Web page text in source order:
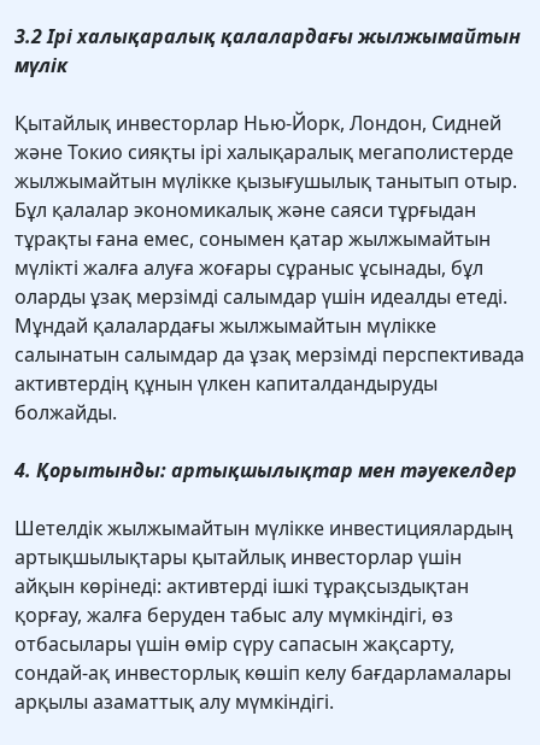
3.2 Ірі халықаралық қалалардағы жылжымайтын
мүлік
Қытайлық инвесторлар Нью-Йорк, Лондон, Сидней
және Токио сияқты ірі халықаралық мегаполистерде
жылжымайтын мүлікке қызығушылық танытып отыр.
Бұл қалалар экономикалық және саяси тұрғыдан
тұрақты ғана емес, сонымен қатар жылжымайтын
мүлікті жалға алуға жоғары сұраныс ұсынады, бұл
оларды ұзақ мерзімді салымдар үшін идеалды етеді.
Мұндай қалалардағы жылжымайтын мүлiкке
салынатын салымдар да ұзақ мерзiмдi перспективада
активтердiң құнын үлкен капиталдандыруды
болжайды.
4. Қорытынды: артықшылықтар мен тәуекелдер
Шетелдік жылжымайтын мүлікке инвестициялардың
артықшылықтары қытайлық инвесторлар үшін
айқын көрінеді: активтерді ішкі тұрақсыздықтан
қорғау, жалға беруден табыс алу мүмкіндігі, өз
отбасылары үшін өмір сүру сапасын жақсарту,
сондай-ақ инвесторлық көшіп келу бағдарламалары
арқылы азаматтық алу мүмкіндігі.